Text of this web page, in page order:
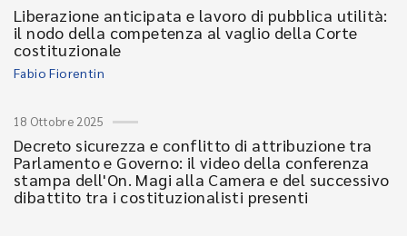
Liberazione anticipata e lavoro di pubblica utilità:
il nodo della competenza al vaglio della Corte
costituzionale
Fabio Fiorentin
18 Ottobre 2025
Decreto sicurezza e conflitto di attribuzione tra
Parlamento e Governo: il video della conferenza
stampa dell'On. Magi alla Camera e del successivo
dibattito tra i costituzionalisti presenti